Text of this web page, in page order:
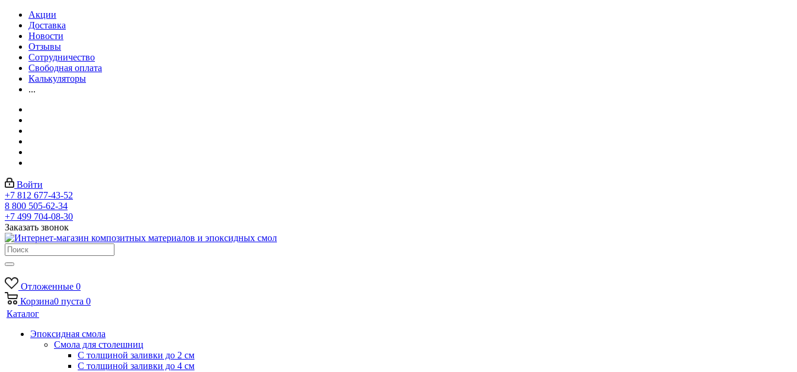
Акции
Доставка
Новости
Отзывы
Сотрудничество
Свободная оплата
Калькуляторы
...
Войти
+7 812 677-43-52
8 800 505-62-34
+7 499 704-08-30
Заказать звонок
Отложенные 0
Корзина0 пуста 0
Каталог
Эпоксидная смола
Смола для столешниц
С толщиной заливки до 2 см
С толщиной заливки до 4 см